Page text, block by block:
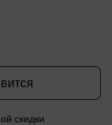
скидки